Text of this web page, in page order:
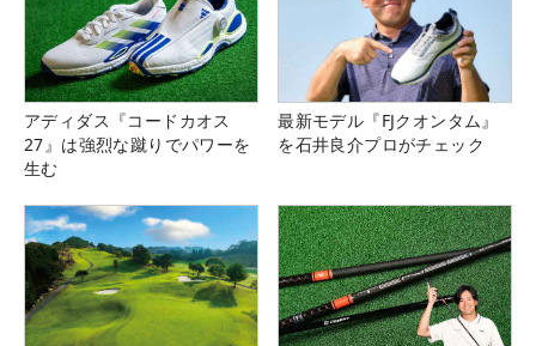
アディダス『コードカオス
27』は強烈な蹴りでパワーを
生む
最新モデル『FJクオンタム』
を石井良介プロがチェック